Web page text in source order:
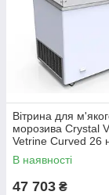
Вітрина для
морозива Crystal
Vetrine Curved 26
В наявності
47 703 ₴